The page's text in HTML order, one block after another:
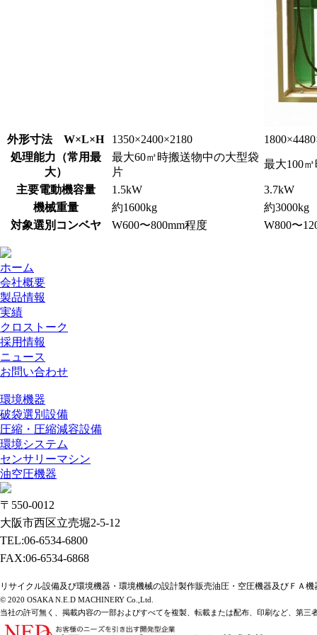
外形寸法 W×L×H 1350×2400×2180
処理能力（常用最
大）
最大60㎥時搬送物中の大型袋
片
最大100
主要電動機容量 1.5kW
3.7kW
機械重量
約1600kg
約3000kg
対象選別コンベヤ
W600〜800mm程度 W800〜
ホーム
会社概要
製品情報
実績
クロストーク
採用情報
ニュース
お問い合わせ
環境機器
破袋選別設備
圧縮・圧縮減容設備
環境システム
センサリーマシン
油空圧機器
〒550-0012
大阪市西区立売堀2-5-12
TEL:06-6534-6800
FAX:06-6534-6868
リサイクル設備及び環境機器・環境機械の設計製作販売油圧・空圧機器及びＦＡ
© 2020 OSAKA N.E.D MACHINERY Co.,Ltd.
当社の許可無く、掲載内容の一部およびすべてを複製、転載または配布、印刷など、第三